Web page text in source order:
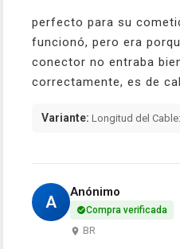
perfecto para su
funcionó, pero era
conector no entraba
correctamente, es de
Variante: Longitud del
A
Anónimo
Compra verificada
BR